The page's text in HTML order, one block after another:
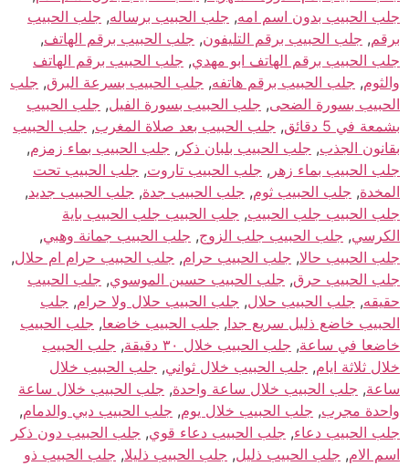
جلب الحبيب بدون اسم امه, جلب الحبيب برساله, جلب الحبيب
برقم, جلب الحبيب برقم التليفون, جلب الحبيب برقم الهاتف,
جلب الحبيب برقم الهاتف ابو مهدي, جلب الحبيب برقم الهاتف
والثوم, جلب الحبيب برقم هاتفه, جلب الحبيب بسرعة البرق, جلب
الحبيب بسورة الضحى, جلب الحبيب بسورة الفيل, جلب الحبيب
بشمعة في 5 دقائق
, جلب الحبيب بعد صلاة المغرب, جلب الحبيب
بقانون الجذب, جلب الحبيب بلبان ذكر , جلب الحبيب بماء زمزم,
جلب الحبيب بماء زهر , جلب الحبيب تاروت, جلب الحبيب تحت
المخدة, جلب الحبيب ثوم, جلب الحبيب جدة, جلب الحبيب جديد,
جلب الحبيب جلب الحبيب, جلب الحبيب جلب الحبيب باية
الكرسي, جلب الحبيب جلب الزوج, جلب الحبيب جمانة وهبي,
جلب الحبيب حالا, جلب الحبيب حرام, جلب الحبيب حرام ام حلال,
جلب الحبيب حرق, جلب الحبيب حسين الموسوي, جلب الحبيب
حقيقه, جلب الحبيب حلال, جلب الحبيب حلال ولا حرام, جلب
الحبيب خاضع ذليل سريع جدا, جلب الحبيب خاضعا, جلب الحبيب
خاضعا في ساعة, جلب الحبيب خلال ٣٠ دقيقة , جلب الحبيب
خلال ثلاثة ايام, جلب الحبيب خلال ثواني, جلب الحبيب خلال
ساعة, جلب الحبيب خلال ساعة واحدة, جلب الحبيب خلال ساعة
واحدة مجرب, جلب الحبيب خلال يوم, جلب الحبيب دبي والدمام,
جلب الحبيب دعاء, جلب الحبيب دعاء قوي, جلب الحبيب دون ذكر
اسم الام, جلب الحبيب ذليل, جلب الحبيب ذليلا, جلب الحبيب ذو